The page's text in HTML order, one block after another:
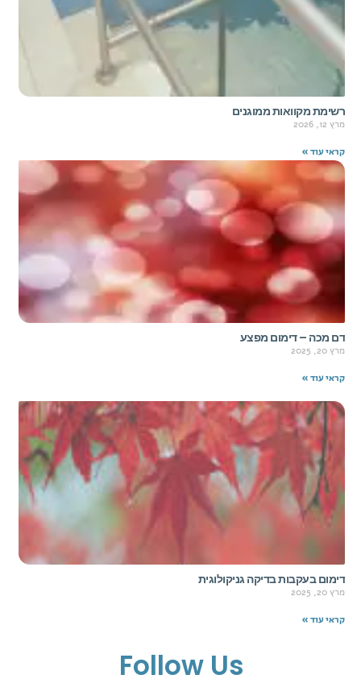
רשימת מקוואות ממוגנים
מרץ 12, 2026
קראי עוד »
דם מכה – דימום מפצע
מרץ 20, 2025
קראי עוד »
דימום בעקבות בדיקה גניקולוגית
מרץ 20, 2025
קראי עוד »
Follow Us